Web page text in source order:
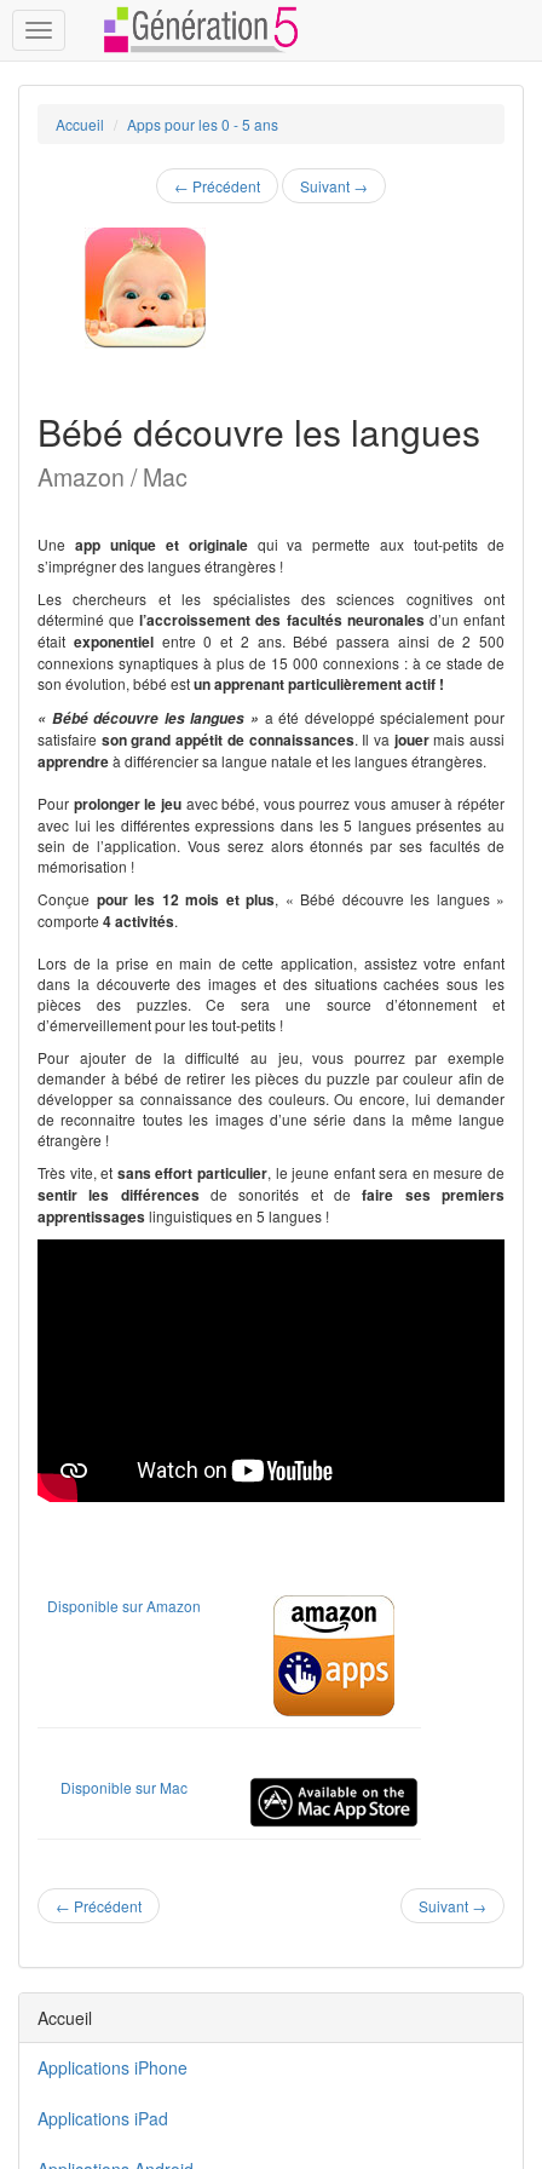
Toggle
navigation
Accueil Apps pour les 0 - 5 ans
← Précédent Suivant →
Bébé découvre les langues
Amazon / Mac
Une app unique et originalequi va permette aux tout-petits de
s’imprégner des langues étrangères !
Les chercheurs et les spécialistes des sciences cognitives ont
déterminé quel’accroissement des facultés neuronalesd’un enfant
était exponentielentre 0 et 2 ans. Bébé passera ainsi de 2 500
connexions synaptiques à plus de 15 000 connexions : à ce stade de
son évolution, bébé estun apprenant particulièrement actif !
« Bébé découvre les langues » a été développé spécialement pour
satisfaire son grand appétit de connaissances. Il va jouermais aussi
apprendreà différencier sa langue natale et les langues étrangères.
Pour prolonger le jeuavec bébé, vous pourrez vous amuser à répéter
avec lui les différentes expressions dans les 5 langues présentes au
sein de l’application. Vous serez alors étonnés par ses facultés de
mémorisation !
Conçue pour les 12 mois et plus, « Bébé découvre les langues »
comporte 4 activités.
Lors de la prise en main de cette application, assistez votre enfant
dans la découverte des images et des situations cachées sous les
pièces des puzzles. Ce sera une source d’étonnement et
d’émerveillement pour les tout-petits !
Pour ajouter de la difficulté au jeu, vous pourrez par exemple
demander à bébé de retirer les pièces du puzzle par couleur afin de
développer sa connaissance des couleurs. Ou encore, lui demander
de reconnaitre toutes les images d’une série dans la même langue
étrangère !
Très vite, et sans effort particulier, le jeune enfant sera en mesure de
sentir les différencesde sonorités et defaire ses premiers
apprentissageslinguistiques en 5 langues !
Disponible sur Amazon
Disponible sur Mac
← Précédent Suivant →
Accueil
Applications iPhone
Applications iPad